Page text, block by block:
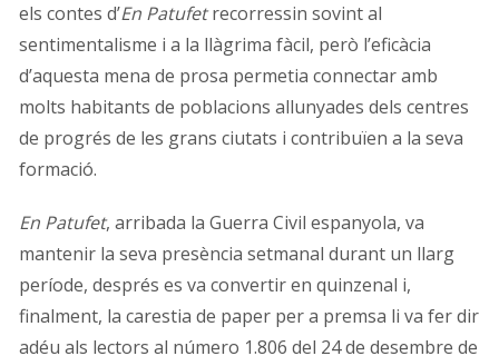
els contes d’En Patufetrecorressin sovint al
sentimentalisme i a la llàgrima fàcil, però l’eficàcia
d’aquesta mena de prosa permetia connectar amb
molts habitants de poblacions allunyades dels centres
de progrés de les grans ciutats i contribuïen a la seva
formació.
En Patufet, arribada la Guerra Civil espanyola, va
mantenir la seva presència setmanal durant un llarg
període, després es va convertir en quinzenal i,
finalment, la carestia de paper per a premsa li va fer dir
adéu als lectors al número 1.806 del 24 de desembre de